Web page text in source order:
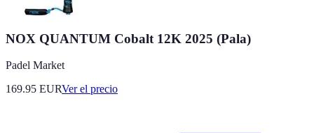
NOX QUANTUM Cobalt 12K 2025 (Pala)
Padel Market
169.95 EURVer el precio